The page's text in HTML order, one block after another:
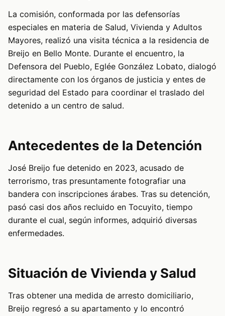
La comisión, conformada por las defensorías
especiales en materia de Salud, Vivienda y Adultos
Mayores, realizó una visita técnica a la residencia de
Breijo en Bello Monte. Durante el encuentro, la
Defensora del Pueblo, Eglée González Lobato, dialogó
directamente con los órganos de justicia y entes de
seguridad del Estado para coordinar el traslado del
detenido a un centro de salud.
Antecedentes de la Detención
José Breijo fue detenido en 2023, acusado de
terrorismo, tras presuntamente fotografiar una
bandera con inscripciones árabes. Tras su detención,
pasó casi dos años recluido en Tocuyito, tiempo
durante el cual, según informes, adquirió diversas
enfermedades.
Situación de Vivienda y Salud
Tras obtener una medida de arresto domiciliario,
Breijo regresó a su apartamento y lo encontró